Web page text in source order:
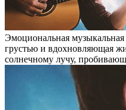
Эмоциональная
грустью и вдохновляющая
солнечному лучу,